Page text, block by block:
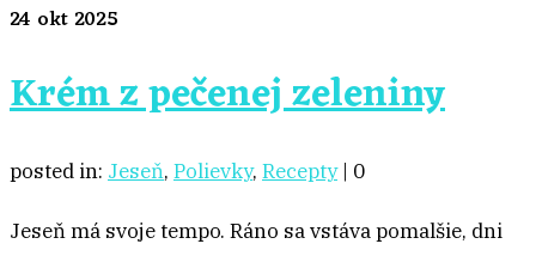
24 okt 2025
Krém z pečenej zeleniny
posted in: Jeseň, Polievky, Recepty | 0
Jeseň má svoje tempo. Ráno sa vstáva pomalšie, dni